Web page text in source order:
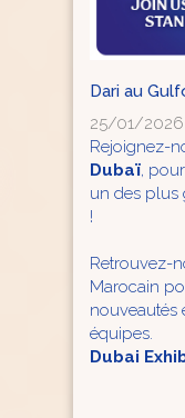
Dari au
25/01/2026
Rejoignez-
Dubaï,
un des plus
!
Retrouvez-
Marocain
nouveautés
équipes.
Dubai